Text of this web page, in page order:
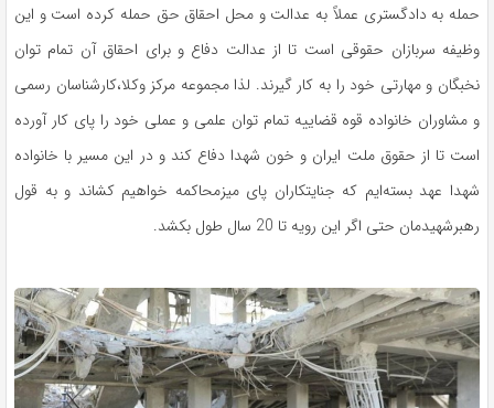
حمله به دادگستری عملاً به عدالت و محل احقاق حق حمله کرده است و این
وظیفه سربازان حقوقی است تا از عدالت دفاع و برای احقاق آن تمام توان
نخبگان و مهارتی خود را به کار گیرند. لذا مجموعه مرکز وکلا،کارشناسان رسمی
و مشاوران خانواده قوه قضاییه تمام توان علمی و عملی خود را پای کار آورده
است تا از حقوق ملت ایران و خون شهدا دفاع کند و در این مسیر با خانواده
شهدا عهد بسته‌ایم که جنایتکاران پای میزمحاکمه خواهیم کشاند و به قول
رهبرشهیدمان حتی اگر این رویه تا 20 سال طول بکشد.